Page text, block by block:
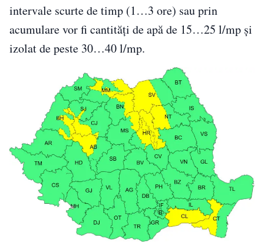
intervale scurte de timp (1…3 ore) sau prin
acumulare vor fi cantități de apă de 15…25 l/mp și
izolat de peste 30…40 l/mp.